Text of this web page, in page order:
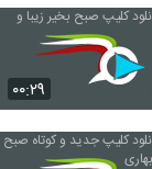
۰۰:۲۹